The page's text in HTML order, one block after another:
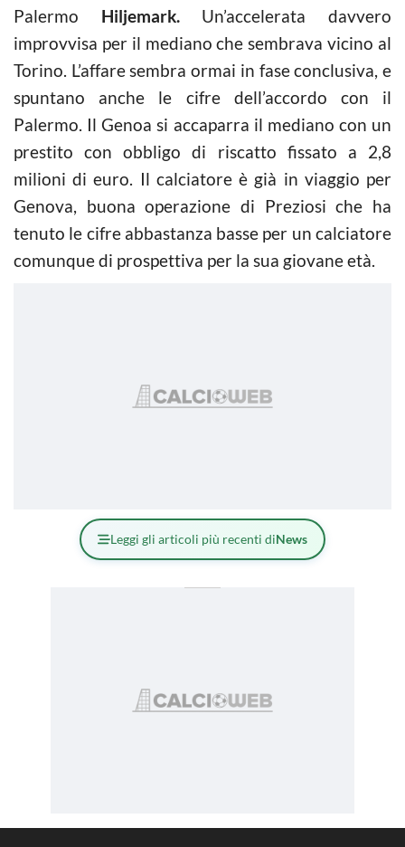
Palermo Hiljemark.Un’accelerata davvero
improvvisa per il mediano che sembrava vicino al
Torino. L’affare sembra ormai in fase conclusiva, e
spuntano anche le cifre dell’accordo con il
Palermo. Il Genoa si accaparra il mediano con un
prestito con obbligo di riscatto fissato a 2,8
milioni di euro. Il calciatore è già in viaggio per
Genova, buona operazione di Preziosi che ha
tenuto le cifre abbastanza basse per un calciatore
comunque di prospettiva per la sua giovane età.
Leggi gli articoli più recenti diNews